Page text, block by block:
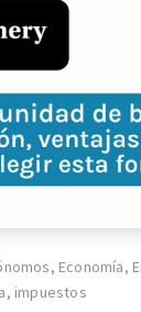
, Economía,
, impuestos